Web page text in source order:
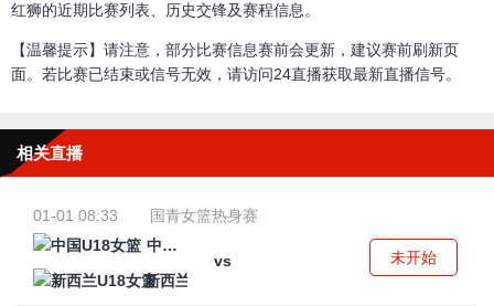
红狮的近期比赛列表、历史交锋及赛程信息。
【温馨提示】请注意，部分比赛信息赛前会更新，建议赛前刷新页
面。若比赛已结束或信号无效，请访问24直播获取最新直播信号。
相关直播
01-01 08:33
国青女篮热身赛
中国U18女篮
vs
新西兰U18女篮
未开始